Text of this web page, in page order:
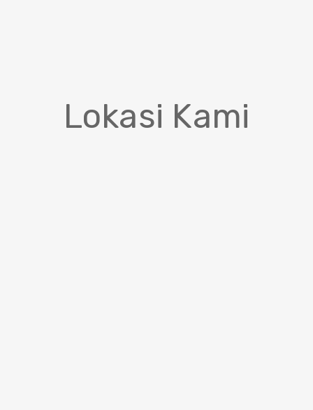
Lokasi Kami